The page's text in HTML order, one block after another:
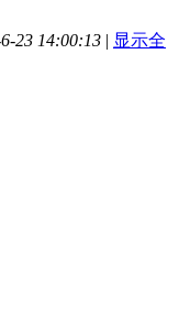
23 14:00:13 | 显示全